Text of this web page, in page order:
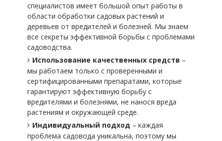
специалистов имеет большой опыт работы в
области обработки садовых растений и
деревьев от вредителей и болезней. Мы знаем
все секреты эффективной борьбы с проблемами
садоводства.
Использование качественных средств –
мы работаем только с проверенными и
сертифицированными препаратами, которые
гарантируют эффективную борьбу с
вредителями и болезнями, не нанося вреда
растениям и окружающей среде.
Индивидуальный подход – каждая
проблема садовода уникальна, поэтому мы